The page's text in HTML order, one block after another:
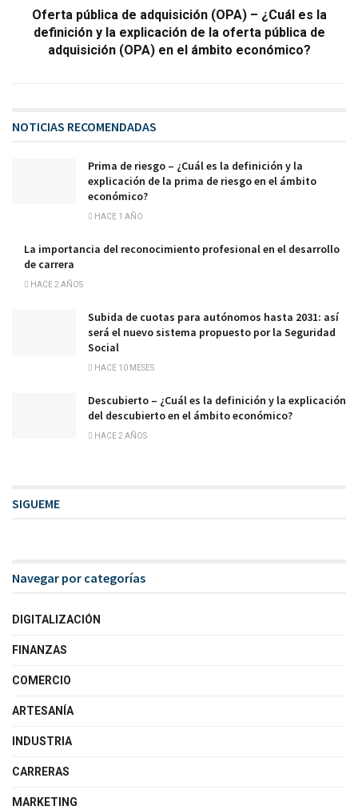
Oferta pública de adquisición (OPA) – ¿Cuál es la
definición y la explicación de la oferta pública de
adquisición (OPA) en el ámbito económico?
NOTICIAS RECOMENDADAS
Prima de riesgo – ¿Cuál es la definición y la
explicación de la prima de riesgo en el ámbito
económico?
HACE 1 AÑO
La importancia del reconocimiento profesional en el desarrollo
de carrera
HACE 2 AÑOS
Subida de cuotas para autónomos hasta 2031: así
será el nuevo sistema propuesto por la Seguridad
Social
HACE 10 MESES
Descubierto – ¿Cuál es la definición y la explicación
del descubierto en el ámbito económico?
HACE 2 AÑOS
SIGUEME
Navegar por categorías
DIGITALIZACIÓN
FINANZAS
COMERCIO
ARTESANÍA
INDUSTRIA
CARRERAS
MARKETING